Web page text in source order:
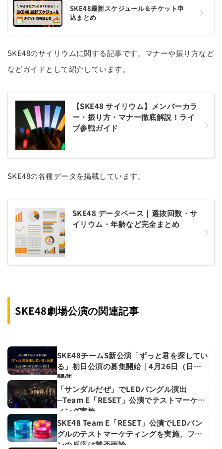
SKE48最新スケジュール＆チケット申
込まとめ
SKE48のサイリウムに関する記事です。マナーや振り方など
などガイドとして紹介しています。
【SKE48 サイリウム】メンバーカラ
ー・振り方・マナー徹底解説！ライ
ブ参戦ガイド
SKE48の各種データを掲載しています。
SKE48 データベース｜選抜回数・サ
イリウム・年齢など完全まとめ
SKE48劇場公演の関連記事
SKE48チームS新公演「ずっと君を探してい
る」初日公演の募集開始｜4月26日（日）
開催
「サンダルだぜ」でLEDバングル演出
─Team E「RESET」公演でテストマーケテ
ィング実施
SKE48 Team E「RESET」公演でLEDバン
グルのテストマーケティングを実施、ファ
ンの反応は賛否両論